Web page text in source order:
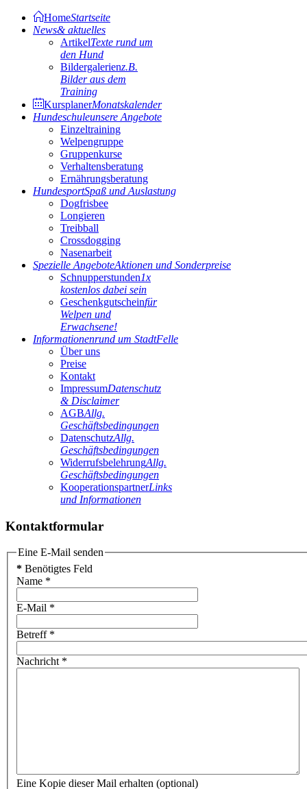
HomeStartseite
News& aktuelles
ArtikelTexte rund um
den Hund
Bildergalerienz.B.
Bilder aus dem
Training
KursplanerMonatskalender
Hundeschuleunsere Angebote
Einzeltraining
Welpengruppe
Gruppenkurse
Verhaltensberatung
Ernährungsberatung
HundesportSpaß und Auslastung
Dogfrisbee
Longieren
Treibball
Crossdogging
Nasenarbeit
Spezielle AngeboteAktionen und Sonderpreise
Schnupperstunden1x
kostenlos dabei sein
Geschenkgutscheinfür
Welpen und
Erwachsene!
Informationenrund um StadtFelle
Über uns
Preise
Kontakt
ImpressumDatenschutz
& Disclaimer
AGBAllg.
Geschäftsbedingungen
DatenschutzAllg.
Geschäftsbedingungen
WiderrufsbelehrungAllg.
Geschäftsbedingungen
KooperationspartnerLinks
und Informationen
Kontaktformular
Eine E-Mail senden
* Benötigtes Feld
Name *
E-Mail *
Betreff*
Nachricht *
Eine Kopie dieser Mail erhalten (optional)